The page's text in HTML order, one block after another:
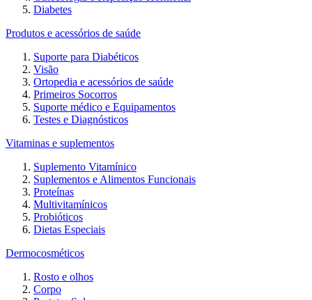
Diabetes
Produtos e acessórios de saúde
Suporte para Diabéticos
Visão
Ortopedia e acessórios de saúde
Primeiros Socorros
Suporte médico e Equipamentos
Testes e Diagnósticos
Vitaminas e suplementos
Suplemento Vitamínico
Suplementos e Alimentos Funcionais
Proteínas
Multivitamínicos
Probióticos
Dietas Especiais
Dermocosméticos
Rosto e olhos
Corpo